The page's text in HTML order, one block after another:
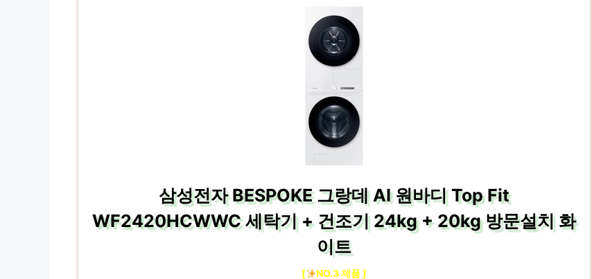
삼성전자 BESPOKE 그랑데 AI 원바디 Top Fit
WF2420HCWWC 세탁기 + 건조기 24kg + 20kg 방문설치 화
이트
[ NO.3 제품 ]